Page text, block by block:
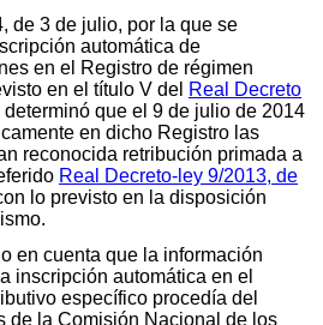
de 3 de julio, por la que se
automática de
en el Registro de régimen
en el título V del Real Decreto
determinó que el 9 de julio de 2014
en dicho Registro las
reconocida retribución primada a
Real Decreto-ley 9/2013, de
lo previsto en la disposición
en cuenta que la información
inscripción automática en el
específico procedía del
de la Comisión Nacional de los